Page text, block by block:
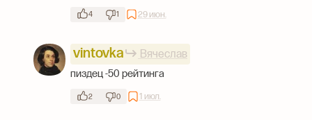
4 1 29 июн.
vintovka
Вячеслав
пиздец -50 рейтинга
2 0 1 июл.